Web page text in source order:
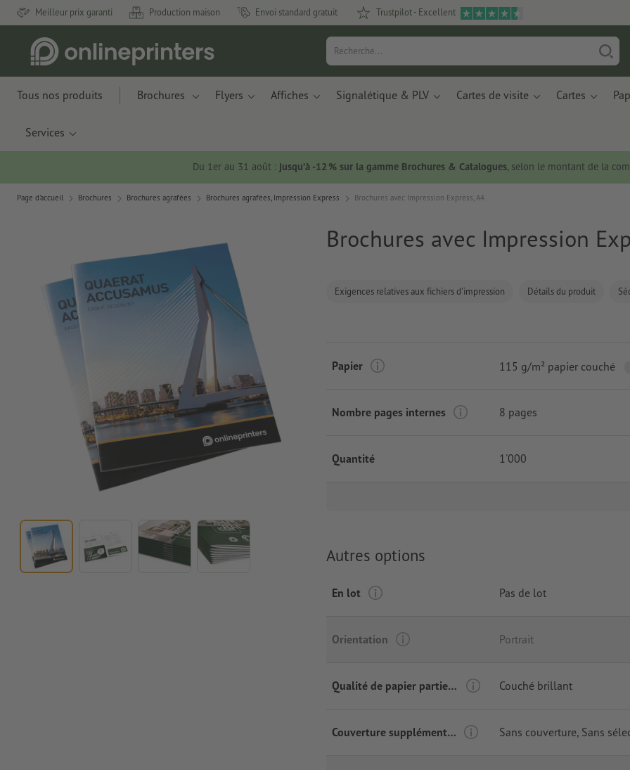
Meilleur prix garanti Production maison Envoi standard gratuit Trustpilot - Excellent
Tous nos produits Brochures Flyers Affiches Signalétique & PLV Cartes de visite Cartes
Services
Du 1er au 31 août : jusqu’à -12 % sur la gamme Brochures & Catalogues, selon le montant de la
Page d'accueil Brochures Brochures agrafées Brochures agrafées, Impression Express Brochures avec Impression Express, A4
Brochures avec Impression
Exigences relatives aux fichiers d'impression Détails du produit
Papier 115 g/m² papier couché
Nombre pages internes 8 pages
Quantité 1'000
Autres options
En lot Pas de lot
Orientation Portrait
Qualité de papier partie interne Couché brillant
Couverture supplémentaire Sans couverture, Sans